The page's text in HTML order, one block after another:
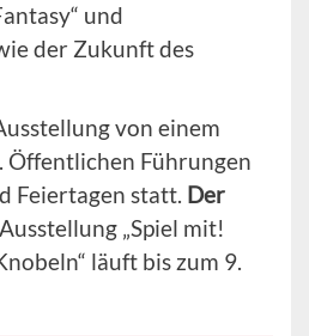
und
der Zukunft des
von einem
Öffentlichen Führungen
Feiertagen statt. Der
„Spiel mit!
läuft bis zum 9.